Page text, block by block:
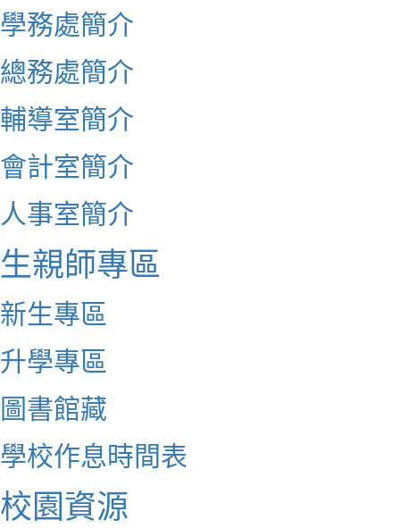
學務處簡介
總務處簡介
輔導室簡介
會計室簡介
人事室簡介
生親師專區
新生專區
升學專區
圖書館藏
學校作息時間表
校園資源